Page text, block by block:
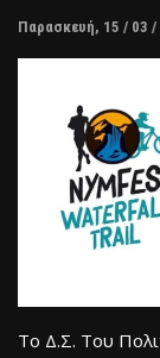
Παρασκευή, 15 / 03 /
Το Δ.Σ. Του